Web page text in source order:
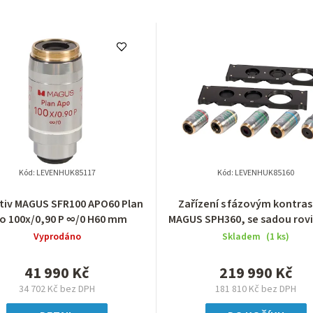
MAGUS SFR100 APO60 Plan
100х/0,90 P ∞/0 H60 mm
Vyprodáno
34 702 Kč bez DPH
41 990 Kč
Kód: LEVENHUK85117
Zařízení s fázovým
MAGUS SPH360, se sadou
objektivů Plan S-Apo Ph
Skladem (1 ks)
181 810 Kč bez DPH
219 990 Kč
Kód: LEVENHUK85160